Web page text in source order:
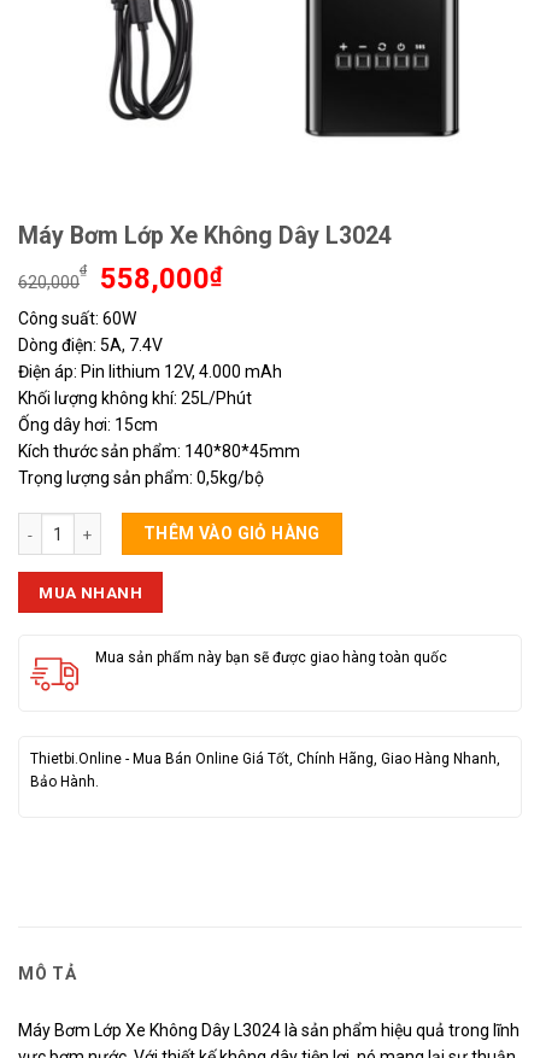
Máy Bơm Lớp Xe Không Dây L3024
620,000
₫
Giá
là:
620,000₫.
558,000₫Giá
558,000₫.
Công suất: 60W
Dòng điện: 5A, 7.4V
Điện áp: Pin lithium 12V, 4.000 mAh
Khối lượng không khí: 25L/Phút
Ống dây hơi: 15cm
Kích thước sản phẩm: 140*80*45mm
Trọng lượng sản phẩm: 0,5kg/bộ
Máy Bơm Lớp Xe Không Dây L3024 số lượng
THÊM VÀO GIỎ HÀNG
MUA NHANH
Mua sản phẩm này bạn sẽ được giao hàng toàn quốc
Thietbi.Online - Mua Bán Online Giá Tốt, Chính Hãng, Giao Hàng Nhanh,
Bảo Hành.
MÔ TẢ
Máy Bơm Lớp Xe Không Dây L3024 là sản phẩm hiệu quả trong lĩnh